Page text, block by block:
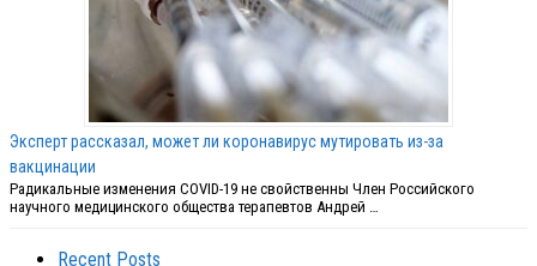
Эксперт рассказал, может ли коронавирус мутировать из-за
вакцинации
Радикальные изменения COVID-19 не свойственны Член Российского
научного медицинского общества терапевтов Андрей …
Recent Posts